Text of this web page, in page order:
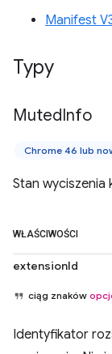
Manifest
Typy
MutedInfo
Chrome 46 lub
Stan wyciszenia
WŁAŚCIWOŚCI
extensionId
ciąg znaków
Identyfikator